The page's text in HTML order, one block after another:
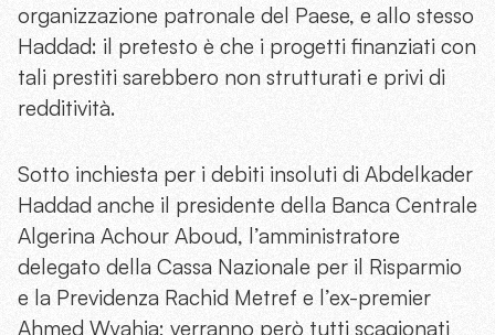
organizzazione patronale del Paese, e allo stesso
Haddad: il pretesto è che i progetti finanziati con
tali prestiti sarebbero non strutturati e privi di
redditività.
Sotto inchiesta per i debiti insoluti di Abdelkader
Haddad anche il presidente della Banca Centrale
Algerina Achour Aboud, l’amministratore
delegato della Cassa Nazionale per il Risparmio
e la Previdenza Rachid Metref e l’ex-premier
Ahmed Wyahia; verranno però tutti scagionati